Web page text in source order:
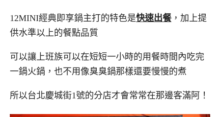
12MINI經典即享鍋主打的特色是快速出餐，加上提
供水準以上的餐點品質
可以讓上班族可以在短短一小時的用餐時間內吃完
一鍋火鍋，也不用像臭臭鍋那樣還要慢慢的煮
所以台北慶城街1號的分店才會常常在那邊客滿阿！